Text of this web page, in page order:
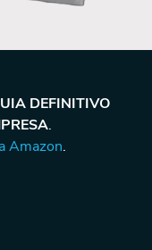
DEFINITIVO
.
Amazon.